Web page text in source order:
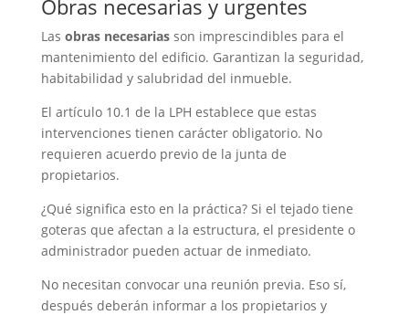
Obras necesarias y urgentes
Las obras necesariasson imprescindibles para el
mantenimiento del edificio. Garantizan la seguridad,
habitabilidad y salubridad del inmueble.
El artículo 10.1 de la LPH establece que estas
intervenciones tienen carácter obligatorio. No
requieren acuerdo previo de la junta de
propietarios.
¿Qué significa esto en la práctica? Si el tejado tiene
goteras que afectan a la estructura, el presidente o
administrador pueden actuar de inmediato.
No necesitan convocar una reunión previa. Eso sí,
después deberán informar a los propietarios y